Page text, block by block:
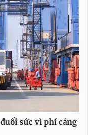
sức vì phí cảng